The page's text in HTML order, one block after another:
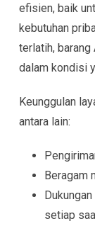
efisien, baik
kebutuhan
terlatih, barang
dalam kondisi
Keunggulan
antara lain:
Beragam
setiap